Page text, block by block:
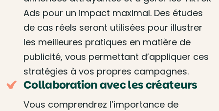
Ads pour un impact maximal. Des études
de cas réels seront utilisées pour illustrer
les meilleures pratiques en matière de
publicité, vous permettant d’appliquer ces
stratégies à vos propres campagnes.
Collaboration avec les créateurs
Vous comprendrez l’importance de